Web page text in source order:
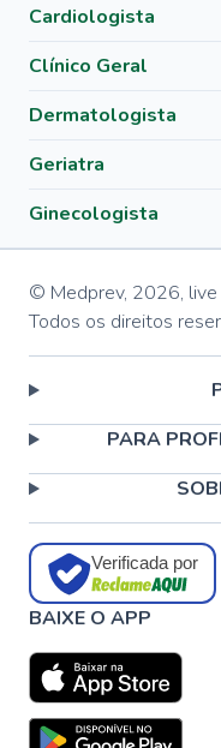
Cardiologista
Clínico Geral
Dermatologista
Geriatra
Ginecologista
© Medprev, 2026, live
Todos os direitos
PARA
Verificada por
BAIXE O APP